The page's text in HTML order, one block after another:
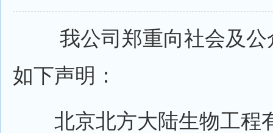
我公司郑重向社会及公
如下声明：
北京北方大陆生物工程